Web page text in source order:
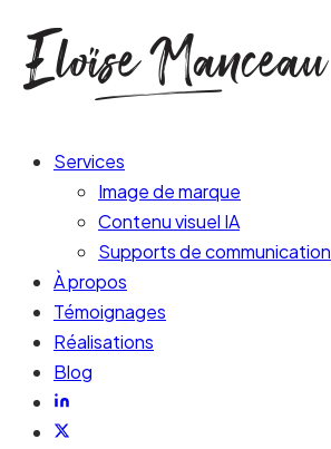
Services
Image de marque
Contenu visuel IA
Supports de communication
À propos
Témoignages
Réalisations
Blog